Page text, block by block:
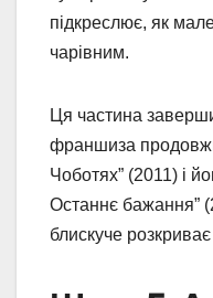
підкреслює, як
чарівним.
Ця частина
франшиза
Чоботях” (2011) і
Останнє бажання”
блискуче